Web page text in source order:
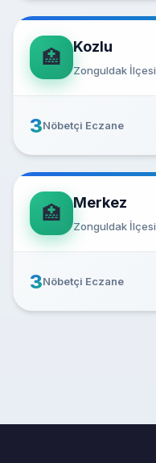
🏥 Kozlu
Zonguldak İlçesi
3Nöbetçi Eczane
🏥 Merkez
Zonguldak İlçesi
3Nöbetçi Eczane